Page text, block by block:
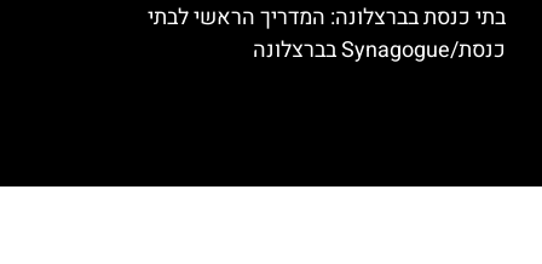
בתי כנסת בברצלונה: המדריך הראשי לבתי
כנסת/Synagogue בברצלונה